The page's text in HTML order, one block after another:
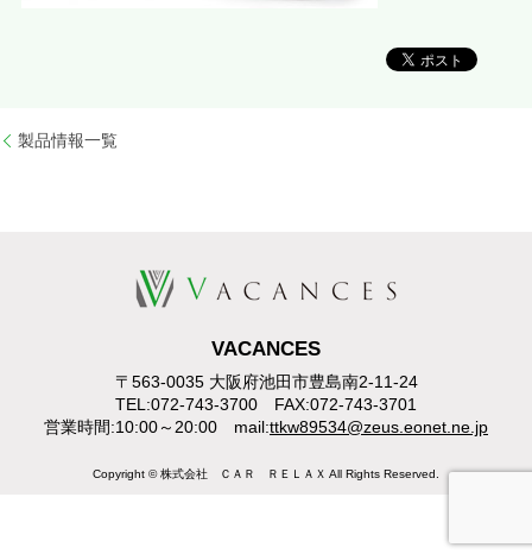
製品情報一覧
VACANCES
〒563-0035 大阪府池田市豊島南2-11-24
TEL:072-743-3700 FAX:072-743-3701
営業時間:10:00～20:00 mail:ttkw89534@zeus.eonet.ne.jp
Copyright © 株式会社 ＣＡＲ ＲＥＬＡＸ All Rights Reserved.